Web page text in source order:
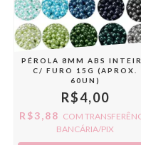
PÉROLA 8MM ABS
C/ FURO 15G (APROX.
60UN)
R$4,00
R$3,88 COM
BANCÁRIA/PIX